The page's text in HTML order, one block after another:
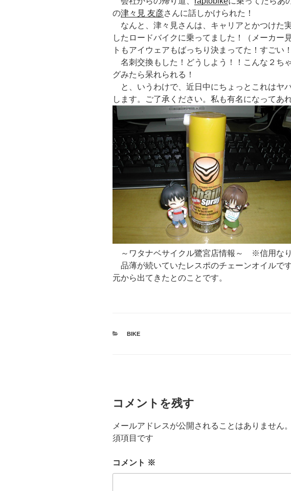
の津々見 友彦さんに話しかけられた！
なんと、津々見さんは、キャリアとかつけた
したロードバイクに乗ってました！（メーカー
トもアイウェアもばっちり決まってた！すごい！
名刺交換もした！どうしよう！！こんな２ち
グみたら呆れられる！
と、いうわけで、近日中にちょっとこれはヤ
します。ご了承ください。私も有名になってあ
～ワタナベサイクル鷺宮店情報～ ※信用なり
品薄が続いていたレスポのチェーンオイルで
元から出てきたとのことです。
カ
BIKE
コメントを残す
メールアドレスが公開されることはありません。
須項目です
コメント ※